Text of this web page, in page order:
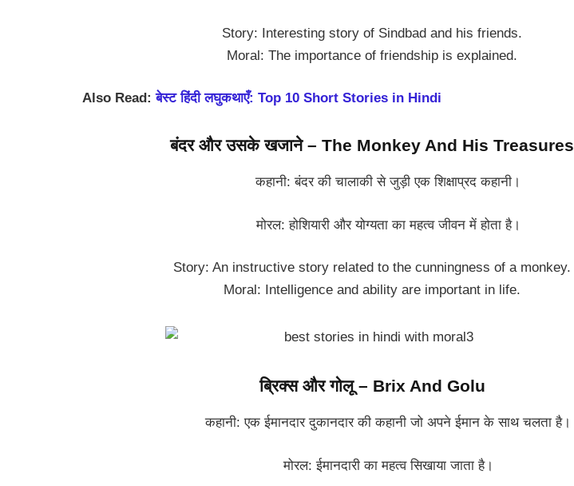
Story: Interesting story of Sindbad and his friends.
Moral: The importance of friendship is explained.
Also Read:बेस्ट हिंदी लघुकथाएँ: Top 10 Short Stories in Hindi
बंदर और उसके खजाने – The Monkey And His Treasures
कहानी: बंदर की चालाकी से जुड़ी एक शिक्षाप्रद कहानी।
मोरल: होशियारी और योग्यता का महत्व जीवन में होता है।
Story: An instructive story related to the cunningness of a monkey.
Moral: Intelligence and ability are important in life.
ब्रिक्स और गोलू – Brix And Golu
कहानी: एक ईमानदार दुकानदार की कहानी जो अपने ईमान के साथ चलता है।
मोरल: ईमानदारी का महत्व सिखाया जाता है।